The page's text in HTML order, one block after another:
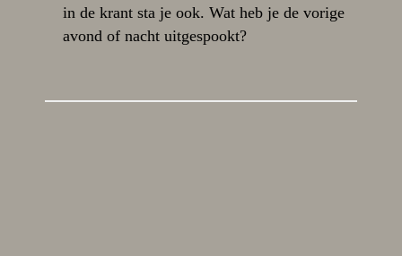
in de krant sta je ook. Wat heb je de vorige
avond of nacht uitgespookt?